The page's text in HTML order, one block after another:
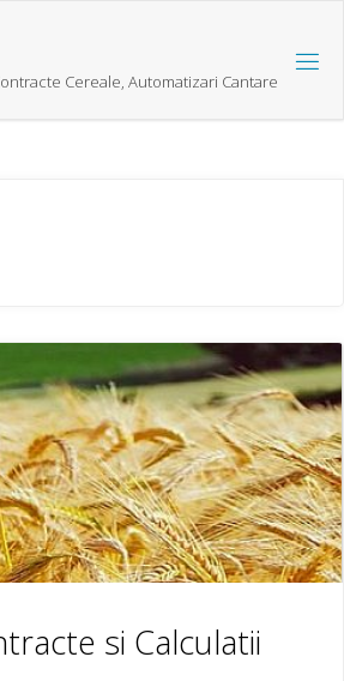
Cereale, Automatizari Cantare
si Calculatii